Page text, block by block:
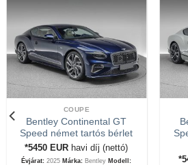
COUPE
Bentley Continental GT
Speed német tartós bérlet
*5450 EUR havi díj (nettó)
Évjárat: 2025 Márka: Bentley Modell: